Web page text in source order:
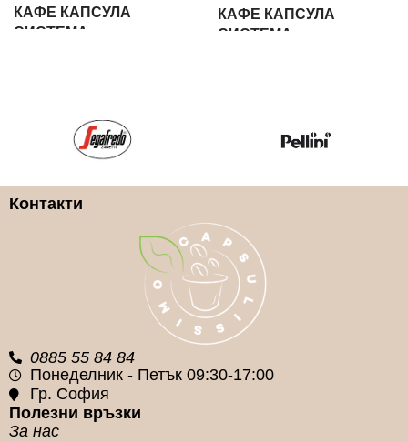
КАФЕ КАПСУЛА
СИСТЕМА
КАФЕ КАПСУЛА ВИД
100% Арабика
КАФЕ КАПСУЛА
СИСТЕМА
КАФЕ КАПСУЛА ВИД
100% Арабика
КАФЕ КАПСУЛA
МАРКA
Lavazza
Контакти
0885 55 84 84
Понеделник - Петък 09:30-17:00
Гр. София
Полезни връзки
За нас